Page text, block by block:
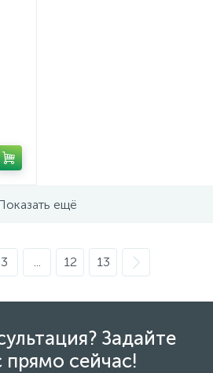
ещё
3 ... 12 13
Задайте
прямо сейчас!